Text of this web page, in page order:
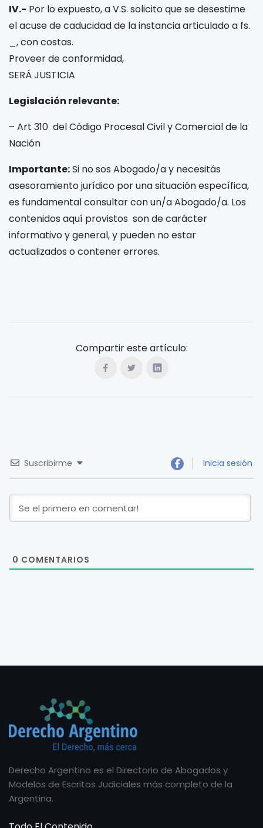
IV.- Por lo expuesto, a V.S. solicito que se desestime
el acuse de caducidad de la instancia articulado a fs.
_, con costas.
Proveer de conformidad,
SERÁ JUSTICIA
Legislación relevante:
– Art 310 del Código Procesal Civil y Comercial de la
Nación
Importante:Si no sos Abogado/a y necesitás
asesoramiento jurídico por una situación específica,
es fundamental consultar con un/a Abogado/a. Los
contenidos aquí provistos son de carácter
informativo y general, y pueden no estar
actualizados o contener errores.
Compartir este artículo:
Suscribirme Inicia sesión
0 COMENTARIOS
Derecho Argentino es el Directorio de Abogados y
Modelos de Escritos Judiciales más completo de la
Argentina.